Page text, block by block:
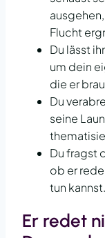
Flucht
Du lässt
um dein
die er
Du
seine
Du fragst
ob er
tun kannst.
Er redet